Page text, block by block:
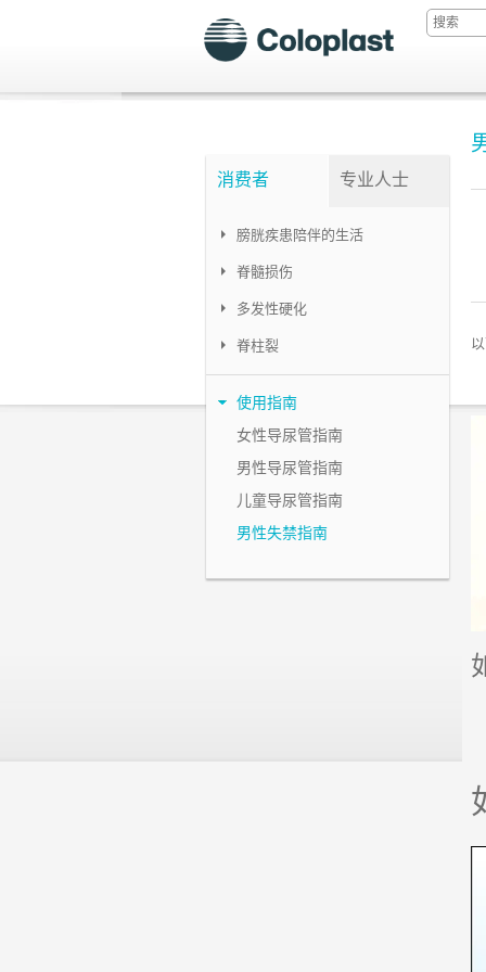
消费者
膀胱疾患陪伴的生活
脊髓损伤
多发性硬化
脊柱裂
专业人士
使用指南
女性导尿管指南
男性导尿管指南
儿童导尿管指南
男性失禁指南